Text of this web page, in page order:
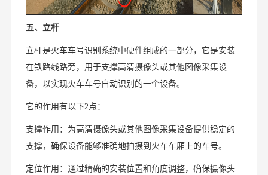
五、立杆
立杆是火车车号识别系统中硬件组成的一部分，它是安装
在铁路线路旁，用于支撑高清摄像头或其他图像采集设
备，以实现火车车号自动识别的一个设备。
它的作用有以下2点：
支撑作用：为高清摄像头或其他图像采集设备提供稳定的
支撑，确保设备能够准确地拍摄到火车车厢上的车号。
定位作用：通过精确的安装位置和角度调整，确保摄像头